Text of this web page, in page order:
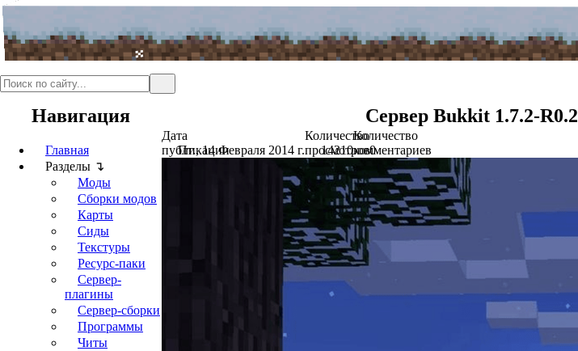
Навигация
Главная
Разделы ↴
Моды
Сборки модов
Карты
Сиды
Текстуры
Ресурс-паки
Сервер-
плагины
Сервер-сборки
Программы
Читы
Сервер Bukkit 1.7.2-R0.2
Дата
публикации
Пт., 14 Февраля 2014 г.
Количество
просмотров
14210
Количество
комментариев
0